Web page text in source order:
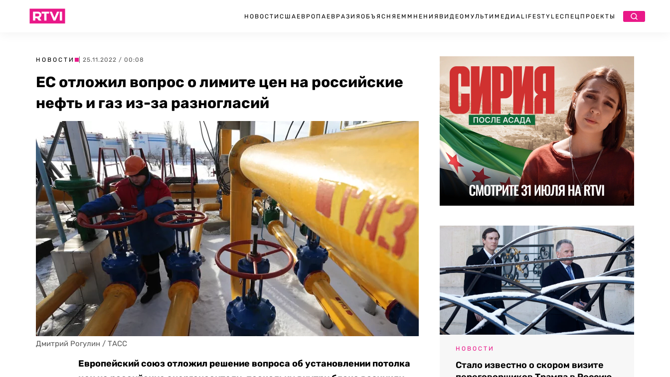
НОВОСТИ США ЕВРОПА ЕВРАЗИЯ ОБЪЯСНЯЕМ МНЕНИЯ ВИДЕО МУЛЬТИМЕДИА LIFESTYLEСПЕЦПРОЕКТЫ
НОВОСТИ | 25.11.2022 / 00:08
ЕС отложил вопрос о лимите цен на российские
нефть и газ из-за разногласий
Дмитрий Рогулин / ТАСС
Европейский союз отложил решение вопроса об установлении потолка
НОВОСТИ
Стало известно о скором визите